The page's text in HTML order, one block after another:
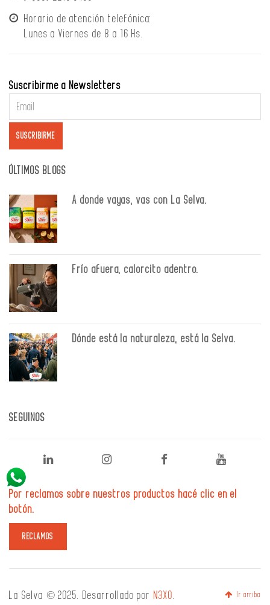
Horario de atención telefónica:
Lunes a Viernes de 8 a 16 Hs.
Suscribirme a Newsletters
ÚLTIMOS BLOGS
A donde vayas, vas con La Selva.
Frío afuera, calorcito adentro.
Dónde está la naturaleza, está la Selva.
SEGUINOS
Por reclamos sobre nuestros productos hacé clic en el
botón.
La Selva © 2025. Desarrollado por N3XO.
Ir arriba